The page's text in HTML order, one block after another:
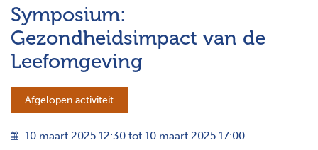
Symposium:
Gezondheidsimpact van de
Leefomgeving
Afgelopen activiteit
10 maart 2025 12:30 tot 10 maart 2025 17:00